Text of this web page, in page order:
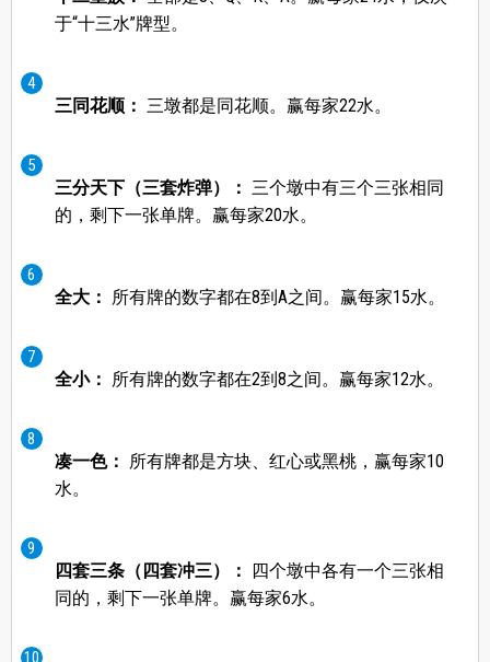
于“十三水”牌型。
三同花顺： 三墩都是同花顺。赢每家22水。
三分天下（三套炸弹）： 三个墩中有三个三张相同
的，剩下一张单牌。赢每家20水。
全大： 所有牌的数字都在8到A之间。赢每家15水。
全小： 所有牌的数字都在2到8之间。赢每家12水。
凑一色： 所有牌都是方块、红心或黑桃，赢每家10
水。
四套三条（四套冲三）：
四个墩中各有一个三张相
同的，剩下一张单牌。赢每家6水。